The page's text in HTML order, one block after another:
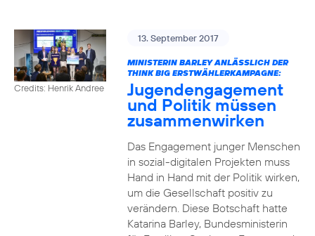
Credits: Henrik Andree
13. September 2017
MINISTERIN BARLEY ANLÄSSLICH DER
THINK BIG ERSTWÄHLERKAMPAGNE:
Jugendengagement
und Politik müssen
zusammenwirken
Das Engagement junger Menschen
in sozial-digitalen Projekten muss
Hand in Hand mit der Politik wirken,
um die Gesellschaft positiv zu
verändern. Diese Botschaft hatte
Katarina Barley, Bundesministerin